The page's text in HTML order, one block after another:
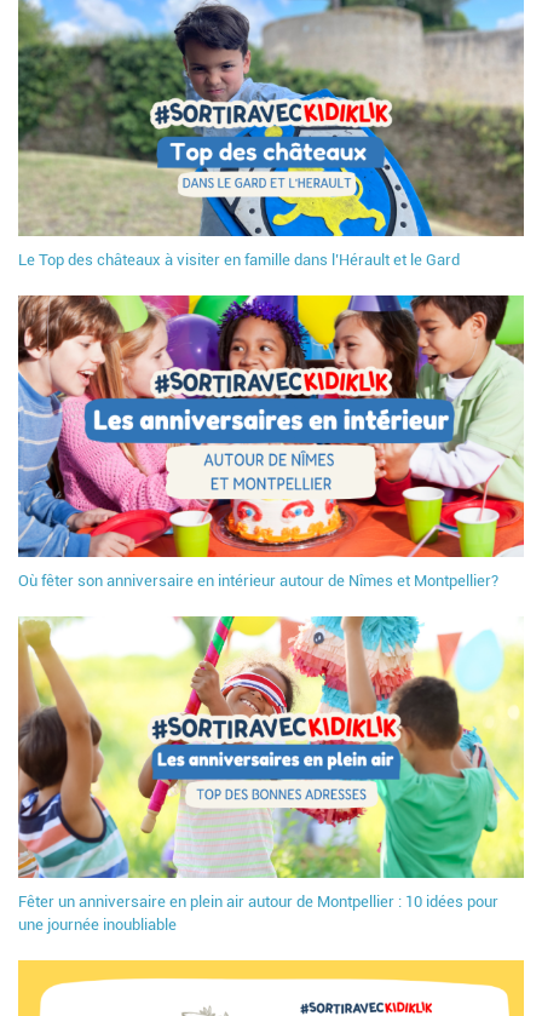
Le Top des châteaux à visiter en famille dans l’Hérault et le Gard
Où fêter son anniversaire en intérieur autour de Nîmes et Montpellier?
Fêter un anniversaire en plein air autour de Montpellier : 10 idées pour
une journée inoubliable